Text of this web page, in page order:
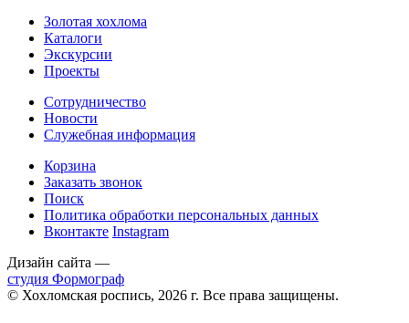
Золотая хохлома
Каталоги
Экскурсии
Проекты
Сотрудничество
Новости
Служебная информация
Корзина
Заказать звонок
Поиск
Политика обработки персональных данных
Вконтакте Instagram
Дизайн сайта —
студия Формограф
© Хохломская роспись, 2026 г. Все права защищены.